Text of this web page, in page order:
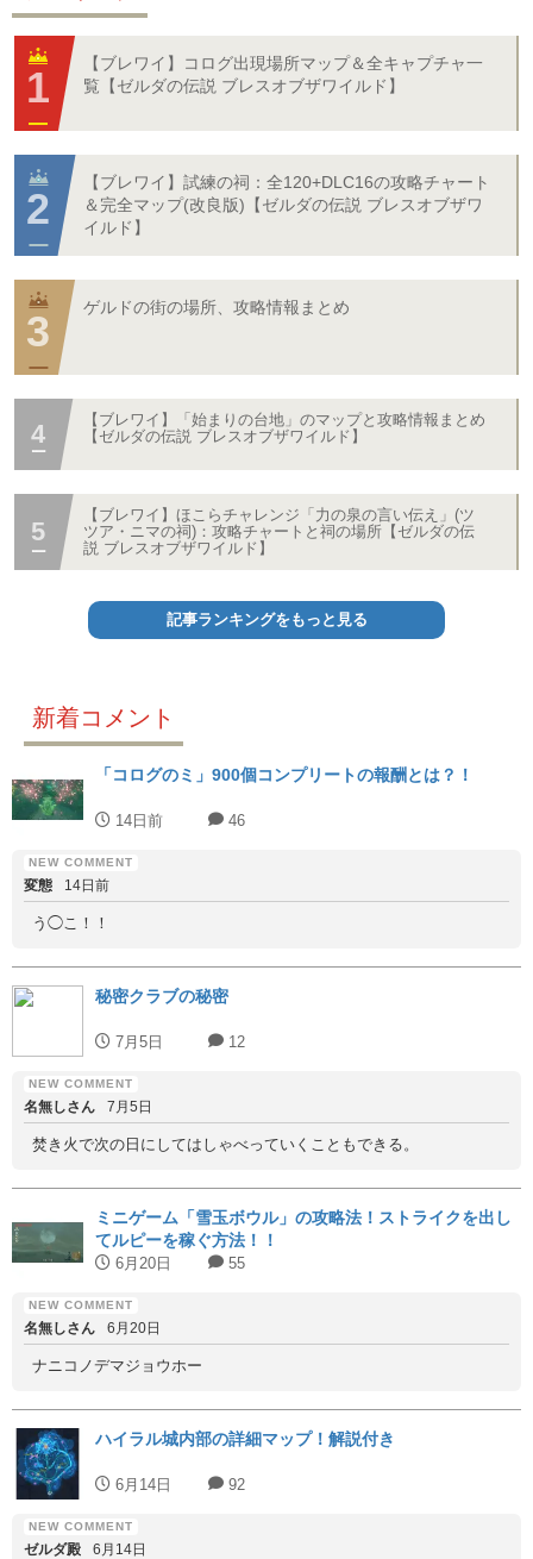
【ブレワイ】コログ出現場所マップ＆全キャプチャ一
覧【ゼルダの伝説 ブレスオブザワイルド】
【ブレワイ】試練の祠：全120+DLC16の攻略チャート
＆完全マップ(改良版)【ゼルダの伝説 ブレスオブザワ
イルド】
ゲルドの街の場所、攻略情報まとめ
【ブレワイ】「始まりの台地」のマップと攻略情報まとめ
【ゼルダの伝説 ブレスオブザワイルド】
【ブレワイ】ほこらチャレンジ「力の泉の言い伝え」(ツ
ツア・ニマの祠)：攻略チャートと祠の場所【ゼルダの伝
説 ブレスオブザワイルド】
記事ランキングをもっと見る
新着コメント
「コログのミ」900個コンプリートの報酬とは？！
14日前 46
変態 14日前
う◯こ！！
秘密クラブの秘密
7月5日 12
名無しさん 7月5日
焚き火で次の日にしてはしゃべっていくこともできる。
ミニゲーム「雪玉ボウル」の攻略法！ストライクを出し
てルピーを稼ぐ方法！！
6月20日 55
名無しさん 6月20日
ナニコノデマジョウホー
ハイラル城内部の詳細マップ！解説付き
6月14日 92
ゼルダ殿 6月14日